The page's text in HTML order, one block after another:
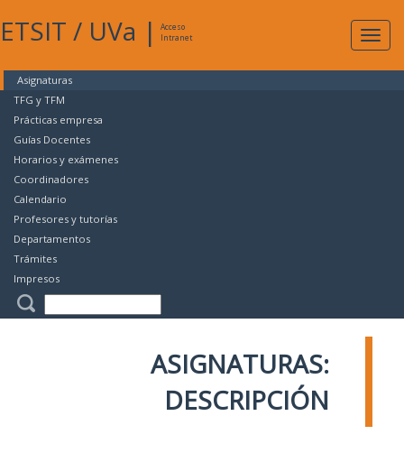
ETSIT / UVa |
Acceso
Intranet
Asignaturas
TFG y TFM
Prácticas empresa
Guías Docentes
Horarios y exámenes
Coordinadores
Calendario
Profesores y tutorías
Departamentos
Trámites
Impresos
ASIGNATURAS:
DESCRIPCIÓN